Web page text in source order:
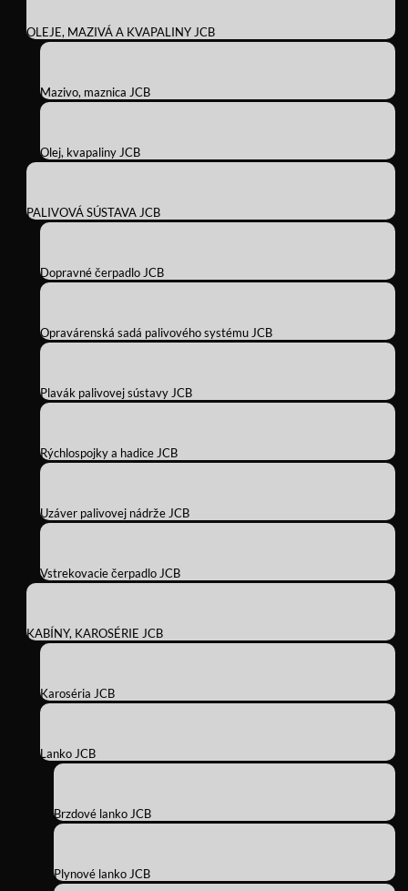
OLEJE, MAZIVÁ A KVAPALINY JCB
Mazivo, maznica JCB
Olej, kvapaliny JCB
PALIVOVÁ SÚSTAVA JCB
Dopravné čerpadlo JCB
Opravárenská sadá palivového systému JCB
Plavák palivovej sústavy JCB
Rýchlospojky a hadice JCB
Uzáver palivovej nádrže JCB
Vstrekovacie čerpadlo JCB
KABÍNY, KAROSÉRIE JCB
Karoséria JCB
Lanko JCB
Brzdové lanko JCB
Plynové lanko JCB